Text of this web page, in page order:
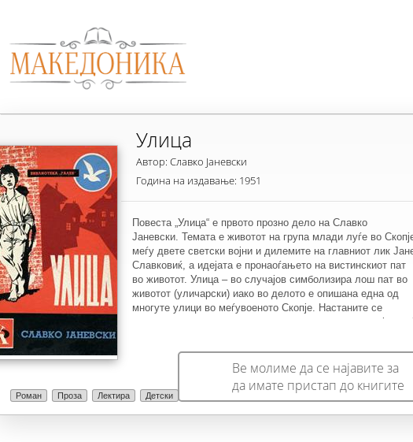
Роман Проза Лектира Детски
Улица
Автор: Славко Јаневски
Година на издавање: 1951
Повеста „Улица“ е првото прозно дело на Славко
Јаневски. Темата е животот на група млади луѓе во
меѓу двете светски војни и дилемите на главниот лик
Славковиќ, а идејата е пронаоѓањето на вистинскиот пат
во животот. Улица – во случајов симболизира лош пат во
животот (уличарски) иако во делото е опишана една од
многуте улици во меѓувоеното Скопје. Настаните се
предадени преку раскажувањето на главниот лик – јас, кој
автобиографски карактер во која е опишано детството и
момчештвото, едно не сосема обично детство – детство
на беспризорните, хроника на ситните злосторства на
децата оставени на улица.
Ве молиме да се најавите за
да имате пристап до книгите